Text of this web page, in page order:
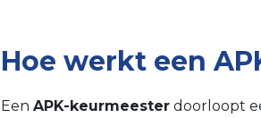
Hoe werkt een
Een APK-keurmeester doorloopt